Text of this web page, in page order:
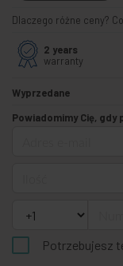
Dlaczego różne ceny?
2 years
warranty
Wyprzedane
Powiadomimy Cię, gdy
Potrzebujesz